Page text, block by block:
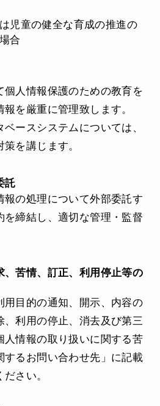
児童の健全な育成の推進の
合
個人情報保護のための教育を
を厳重に管理致します。
ースシステムについては、
を講じます。
託
報の処理について外部委託す
を締結し、適切な管理・監督
用目的の通知、開示、内容の
、利用の停止、消去及び第三
人情報の取り扱いに関する苦
するお問い合わせ先」に記載
さい。